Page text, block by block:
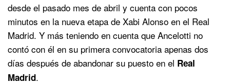
desde el pasado mes de abril y cuenta con pocos
minutos en la nueva etapa de Xabi Alonso en el Real
Madrid. Y más teniendo en cuenta que Ancelotti no
contó con él en su primera convocatoria apenas dos
días después de abandonar su puesto en el Real
Madrid.